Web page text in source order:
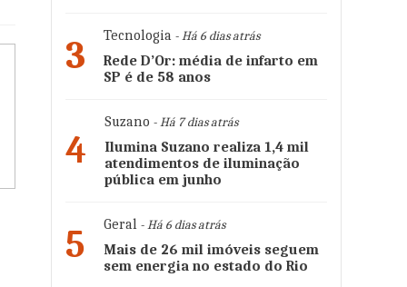
3 Tecnologia - Há 6 dias atrás
Rede D’Or: média de infarto em
SP é de 58 anos
4
Suzano - Há 7 dias atrás
Ilumina Suzano realiza 1,4 mil
atendimentos de iluminação
pública em junho
5 Geral - Há 6 dias atrás
Mais de 26 mil imóveis seguem
sem energia no estado do Rio